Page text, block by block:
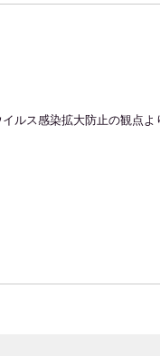
ス感染拡大防止の観点よ